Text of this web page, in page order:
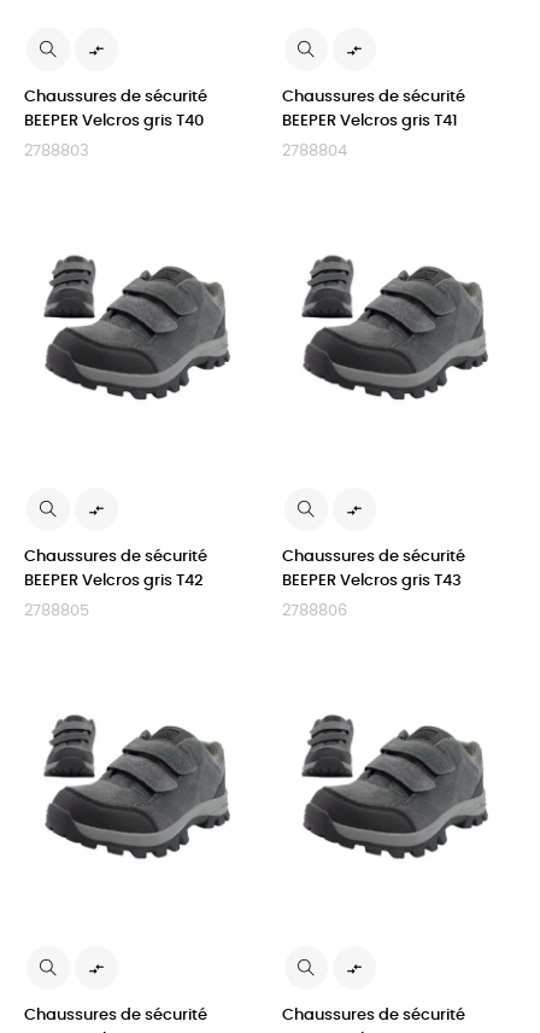

Chaussures de sécurité
BEEPER Velcros gris T40
2788803

Chaussures de sécurité
BEEPER Velcros gris T41
2788804

Chaussures de sécurité
BEEPER Velcros gris T42
2788805

Chaussures de sécurité
BEEPER Velcros gris T43
2788806

Chaussures de sécurité

Chaussures de sécurité